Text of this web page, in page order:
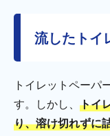
流したトイ
トイレットペーパ
す。しかし、 トイ
り、溶け切れずに